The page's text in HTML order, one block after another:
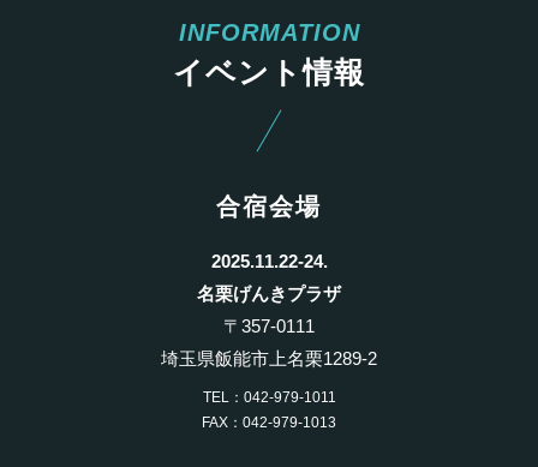
イベント情報
合宿会場
2025.11.22-24.
名栗げんきプラザ
〒357-0111
埼玉県飯能市上名栗1289-2
TEL：042-979-1011
FAX：042-979-1013